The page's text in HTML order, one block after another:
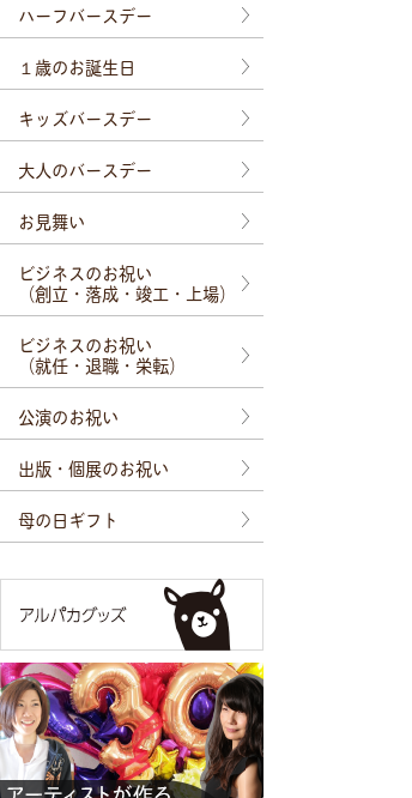
ハーフバースデー
１歳のお誕生日
キッズバースデー
大人のバースデー
お見舞い
ビジネスのお祝い
（創立・落成・竣工・上場）
ビジネスのお祝い
（就任・退職・栄転）
公演のお祝い
出版・個展のお祝い
母の日ギフト